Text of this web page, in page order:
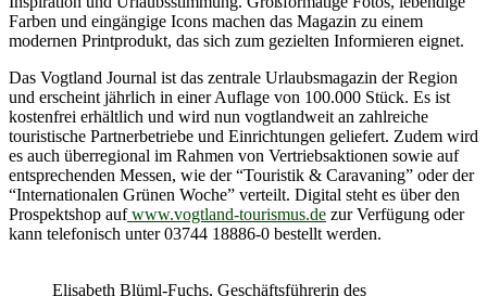
Farben und eingängige Icons machen das Magazin zu einem
modernen Printprodukt, das sich zum gezielten Informieren eignet.
Das Vogtland Journal ist das zentrale Urlaubsmagazin der Region
und erscheint jährlich in einer Auflage von 100.000 Stück. Es ist
kostenfrei erhältlich und wird nun vogtlandweit an zahlreiche
touristische Partnerbetriebe und Einrichtungen geliefert. Zudem wird
es auch überregional im Rahmen von Vertriebsaktionen sowie auf
entsprechenden Messen, wie der “Touristik & Caravaning” oder der
“Internationalen Grünen Woche” verteilt. Digital steht es über den
Prospektshop aufwww.vogtland-tourismus.de zur Verfügung oder
kann telefonisch unter 03744 18886-0 bestellt werden.
Elisabeth Blüml-Fuchs, Geschäftsführerin des